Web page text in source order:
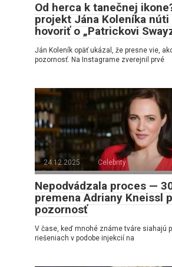
Od herca k tanečnej
projekt Jána Koleníka
hovoriť o „Patrickovi
Ján Koleník opäť ukázal, že presne vie,
pozornosť. Na Instagrame zverejnil prvé
24.12.2025 Celebrity
Nepodvádzala proces —
premena Adriany Kneissl
pozornosť
V čase, keď mnohé známe tváre siahajú
riešeniach v podobe injekcií na